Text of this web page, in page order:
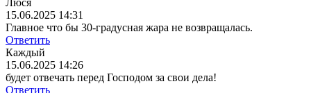
Люся
15.06.2025 14:31
Главное что бы 30-градусная жара не возвращалась.
Ответить
Каждый
15.06.2025 14:26
будет отвечать перед Господом за свои дела!
Ответить